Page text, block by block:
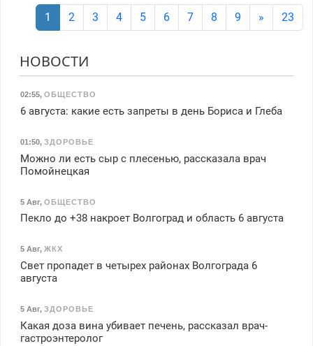
1 2 3 4 5 6 7 8 9 » 23
НОВОСТИ
02:55, ОБЩЕСТВО
6 августа: какие есть запреты в день Бориса и Глеба
01:50, ЗДОРОВЬЕ
Можно ли есть сыр с плесенью, рассказала врач
Помойнецкая
5 Авг, ОБЩЕСТВО
Пекло до +38 накроет Волгоград и область 6 августа
5 Авг, ЖКХ
Свет пропадет в четырех районах Волгограда 6
августа
5 Авг, ЗДОРОВЬЕ
Какая доза вина убивает печень, рассказал врач-
гастроэнтеролог